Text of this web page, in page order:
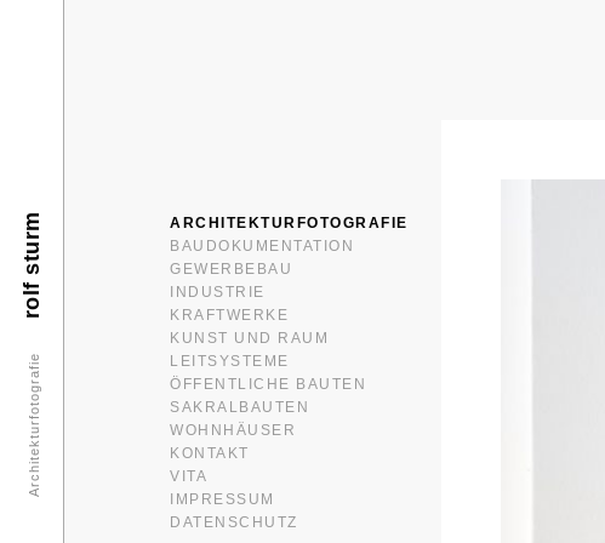
rolf sturm
Architekturfotografie
ARCHITEKTURFOTOGRAFIE
BAUDOKUMENTATION
GEWERBEBAU
INDUSTRIE
KRAFTWERKE
KUNST UND RAUM
LEITSYSTEME
ÖFFENTLICHE BAUTEN
SAKRALBAUTEN
WOHNHÄUSER
KONTAKT
VITA
IMPRESSUM
DATENSCHUTZ